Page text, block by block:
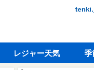
レジャー天気 季